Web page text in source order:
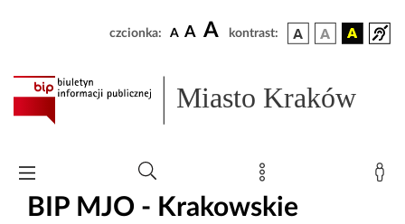
czcionka: A A A kontrast:
Miasto Kraków
BIP MJO - Krakowskie